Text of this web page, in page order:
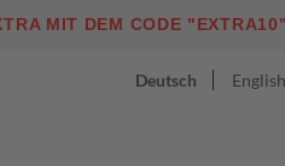
MIT DEM CODE "EXTRA10"
Deutsch English